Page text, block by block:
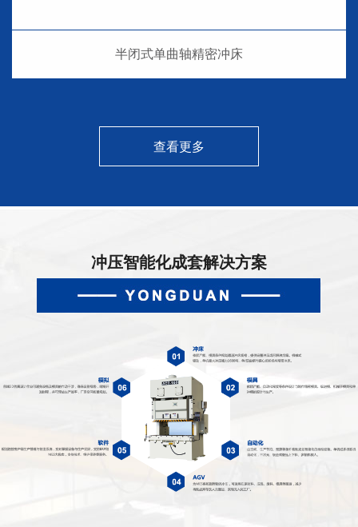
半闭式单曲轴精密冲床
查看更多
冲压智能化成套解决方案